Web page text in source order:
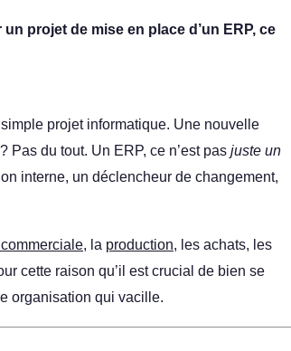
projet de mise en place d’un ERP, ce
projet informatique. Une nouvelle
du tout. Un ERP, ce n’est pas juste un
interne, un déclencheur de changement,
, la production, les achats, les
cette raison qu’il est crucial de bien se
organisation qui vacille.